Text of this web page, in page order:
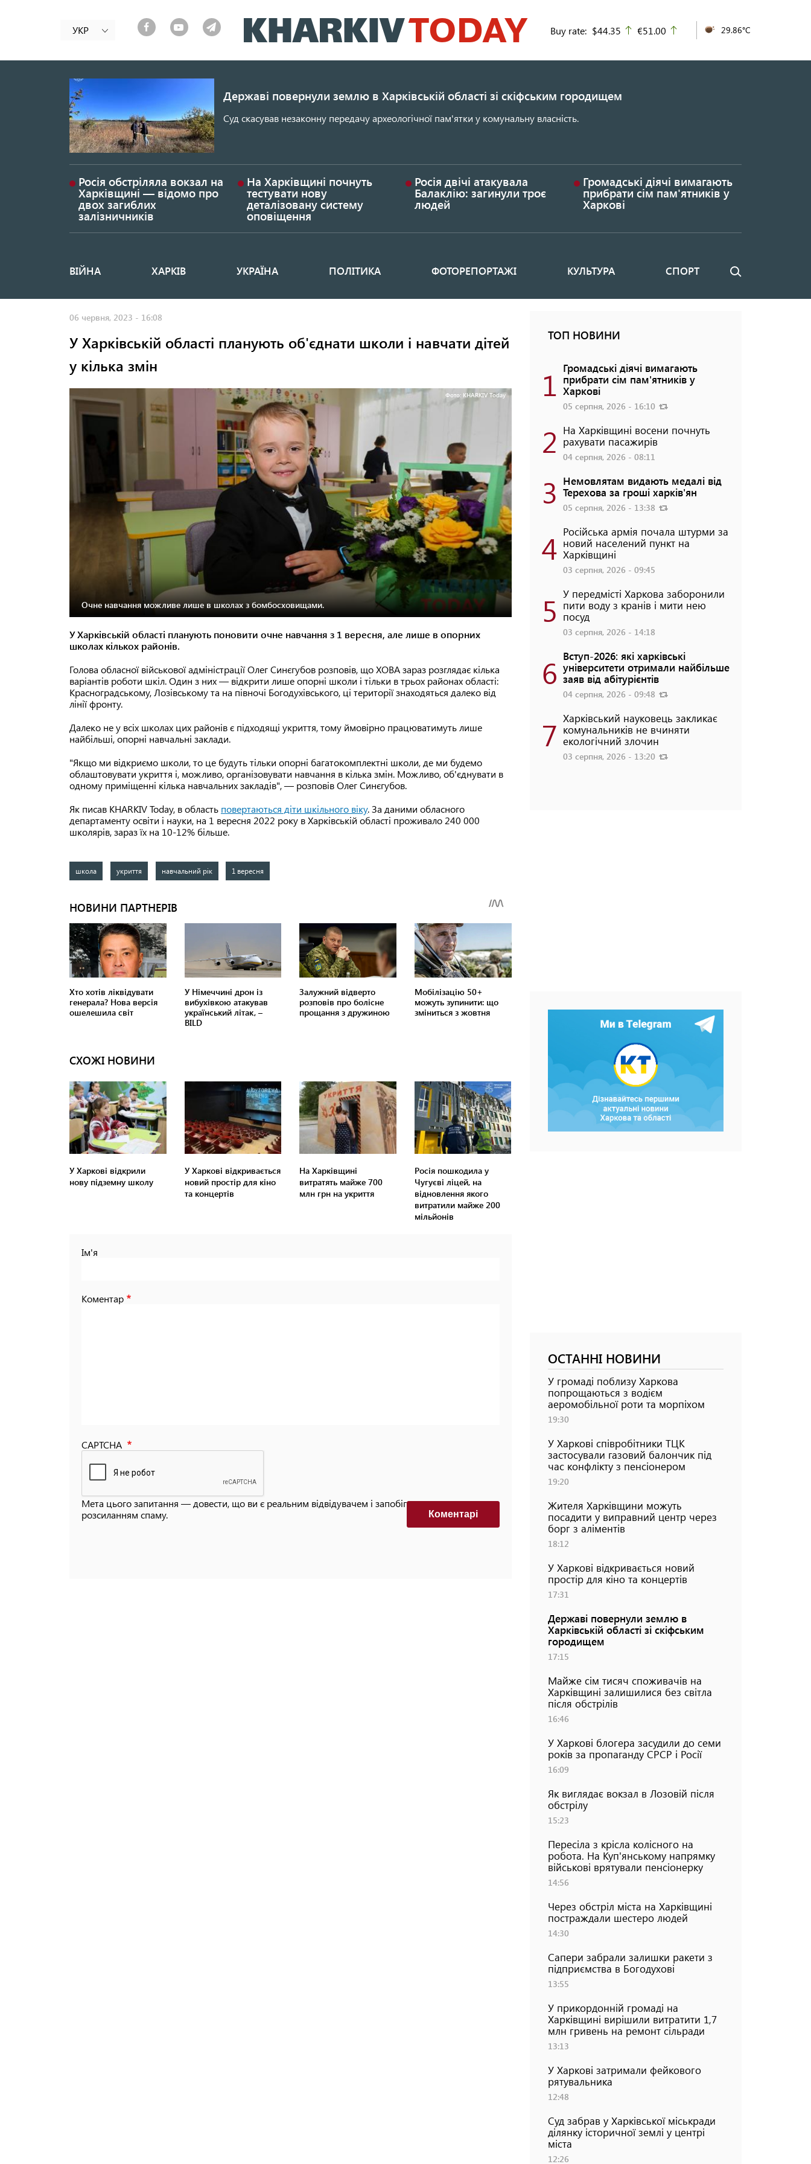
до
основного
УКР Buy rate: $44.35 up
€51.00 29.86°C
Державі повернули землю в Харківській області зі скіфським городищем
Суд скасував незаконну передачу археологічної пам'ятки у комунальну власність.
Росія обстріляла вокзал на
Харківщині — відомо про
двох загиблих
залізничників
На Харківщині почнуть
тестувати нову
деталізовану систему
оповіщення
Росія двічі атакувала
Балаклію: загинули троє
людей
Громадські діячі вимагають
прибрати сім пам'ятників у
Харкові
Основная
ВІЙНА ХАРКІВ УКРАЇНА ПОЛІТИКА ФОТОРЕПОРТАЖІ КУЛЬТУРА СПОРТ Пошук
06 червня, 2023 - 16:08
У Харківській області планують об'єднати школи і навчати дітей
у кілька змін
Фото: KHARKIV Today
Очне навчання можливе лише в школах з бомбосховищами.
У Харківській області планують поновити очне навчання з 1 вересня, але лише в опорних
школах кількох районів.
Голова обласної військової адміністрації Олег Синєгубов розповів, що ХОВА зараз розглядає кілька
варіантів роботи шкіл. Один з них — відкрити лише опорні школи і тільки в трьох районах області:
Красноградському, Лозівському та на півночі Богодухівського, ці території знаходяться далеко від
лінії фронту.
Далеко не у всіх школах цих районів є підходящі укриття, тому ймовірно працюватимуть лише
найбільші, опорні навчальні заклади.
"Якщо ми відкриємо школи, то це будуть тільки опорні багатокомплектні школи, де ми будемо
облаштовувати укриття і, можливо, організовувати навчання в кілька змін. Можливо, об'єднувати в
одному приміщенні кілька навчальних закладів", — розповів Олег Синєгубов.
Як писав KHARKIV Today, в область повертаються діти шкільного віку. За даними обласного
департаменту освіти і науки, на 1 вересня 2022 року в Харківській області проживало 240 000
школярів, зараз їх на 10-12% більше.
школа укриття навчальний рік 1 вересня
СХОЖІ НОВИНИ
У Харкові відкрили
нову підземну школу
У Харкові відкривається
новий простір для кіно
та концертів
На Харківщині
витратять майже 700
млн грн на укриття
Росія пошкодила у
Чугуєві ліцей, на
відновлення якого
витратили майже 200
мільйонів
Ім'я
Коментар
CAPTCHA
Мета цього запитання — довести, що ви є реальним відвідувачем і запобігти автоматизованим
розсиланням спаму.
Коментарi
ТОП НОВИНИ
1 Громадські діячі вимагають
прибрати сім пам'ятників у
Харкові
05 серпня, 2026 - 16:10
2 На Харківщині восени почнуть
рахувати пасажирів
04 серпня, 2026 - 08:11
3 Немовлятам видають медалі від
Терехова за гроші харків'ян
05 серпня, 2026 - 13:38
4 Російська армія почала штурми за
новий населений пункт на
Харківщині
03 серпня, 2026 - 09:45
5 У передмісті Харкова заборонили
пити воду з кранів і мити нею
посуд
03 серпня, 2026 - 14:18
6 Вступ-2026: які харківські
університети отримали найбільше
заяв від абітурієнтів
04 серпня, 2026 - 09:48
7 Харківський науковець закликає
комунальників не вчиняти
екологічний злочин
03 серпня, 2026 - 13:20
ОСТАННІ НОВИНИ
У громаді поблизу Харкова
попрощаються з водієм
аеромобільної роти та морпіхом
19:30
У Харкові співробітники ТЦК
застосували газовий балончик під
час конфлікту з пенсіонером
19:20
Жителя Харківщини можуть
посадити у виправний центр через
борг з аліментів
18:12
У Харкові відкривається новий
простір для кіно та концертів
17:31
Державі повернули землю в
Харківській області зі скіфським
городищем
17:15
Майже сім тисяч споживачів на
Харківщині залишилися без світла
після обстрілів
16:46
У Харкові блогера засудили до семи
років за пропаганду СРСР і Росії
16:09
Як виглядає вокзал в Лозовій після
обстрілу
15:23
Пересіла з крісла колісного на
робота. На Куп'янському напрямку
військові врятували пенсіонерку
14:56
Через обстріл міста на Харківщині
постраждали шестеро людей
14:30
Сапери забрали залишки ракети з
підприємства в Богодухові
13:55
У прикордонній громаді на
Харківщині вирішили витратити 1,7
млн гривень на ремонт сільради
13:13
У Харкові затримали фейкового
рятувальника
12:48
Суд забрав у Харківської міськради
ділянку історичної землі у центрі
міста
12:26